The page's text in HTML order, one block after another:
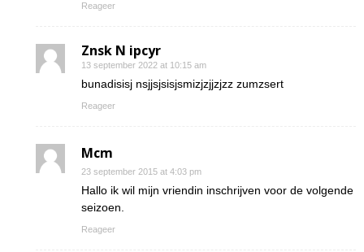
Reageer
Znsk N ipcyr
13 september 2022 at 10:15 am
bunadisisj nsjjsjsisjsmizjzjjzjzz zumzsert
Reageer
Mcm
23 september 2015 at 4:03 pm
Hallo ik wil mijn vriendin inschrijven voor de volgende
seizoen.
Reageer